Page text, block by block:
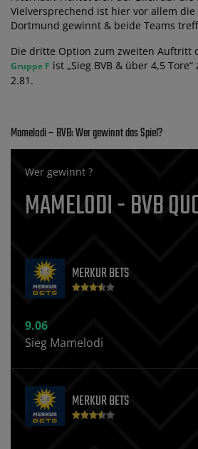
Vielversprechend ist hier vor allem
Dortmund gewinnt & beide Teams
Die dritte Option zum zweiten Auftritt
Gruppe F ist „Sieg BVB & über 4,5
2.81.
Mamelodi – BVB: Wer gewinnt das Spiel?
Wer gewinnt ?
MAMELODI - BVB
MERKUR BETS
9.06
Sieg Mamelodi
MERKUR BETS